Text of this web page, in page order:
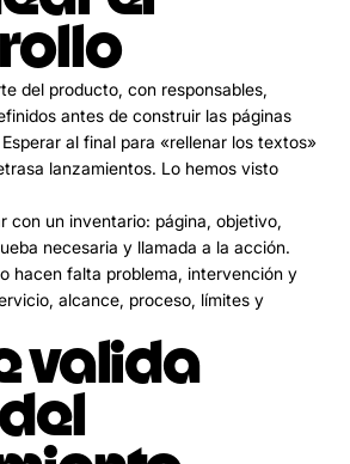
del producto, con responsables,
antes de construir las páginas
al final para «rellenar los textos»
lanzamientos. Lo hemos visto
con un inventario: página, objetivo,
necesaria y llamada a la acción.
hacen falta problema, intervención y
alcance, proceso, límites y